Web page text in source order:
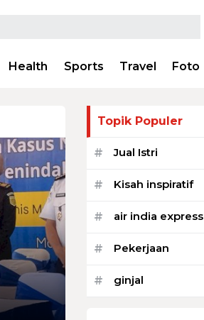
Health Sports Travel Foto
Topik Populer
# Jual Istri
# Kisah inspiratif
# air india express
# Pekerjaan
# ginjal